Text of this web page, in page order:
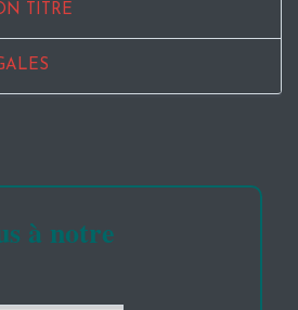
TITRE
à notre